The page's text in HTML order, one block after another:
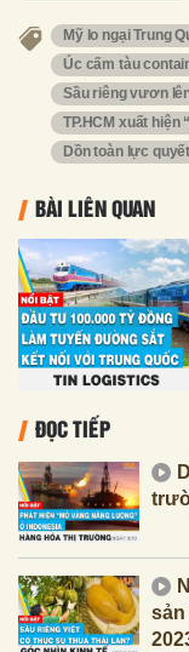
Mỹ lo ngại Trung
Úc cấm tàu
Sầu riêng vươn
TP.HCM xuất hiện
Dồn toàn lực
BÀI LIÊN QUAN
ĐỌC TIẾP
sản